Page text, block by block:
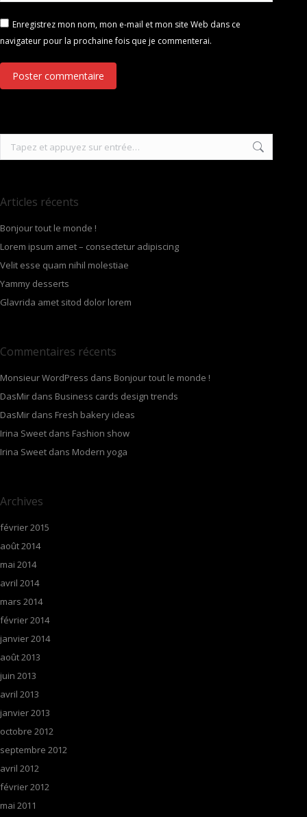
Enregistrez mon nom, mon e-mail et mon site Web dans ce
navigateur pour la prochaine fois que je commenterai.
Poster commentaire
Articles récents
Bonjour tout le monde !
Lorem ipsum amet – consectetur adipiscing
Velit esse quam nihil molestiae
Yammy desserts
Glavrida amet sitod dolor lorem
Commentaires récents
Monsieur WordPress dans Bonjour tout le monde !
DasMir dans Business cards design trends
DasMir dans Fresh bakery ideas
Irina Sweet dans Fashion show
Irina Sweet dans Modern yoga
Archives
février 2015
août 2014
mai 2014
avril 2014
mars 2014
février 2014
janvier 2014
août 2013
juin 2013
avril 2013
janvier 2013
octobre 2012
septembre 2012
avril 2012
février 2012
mai 2011